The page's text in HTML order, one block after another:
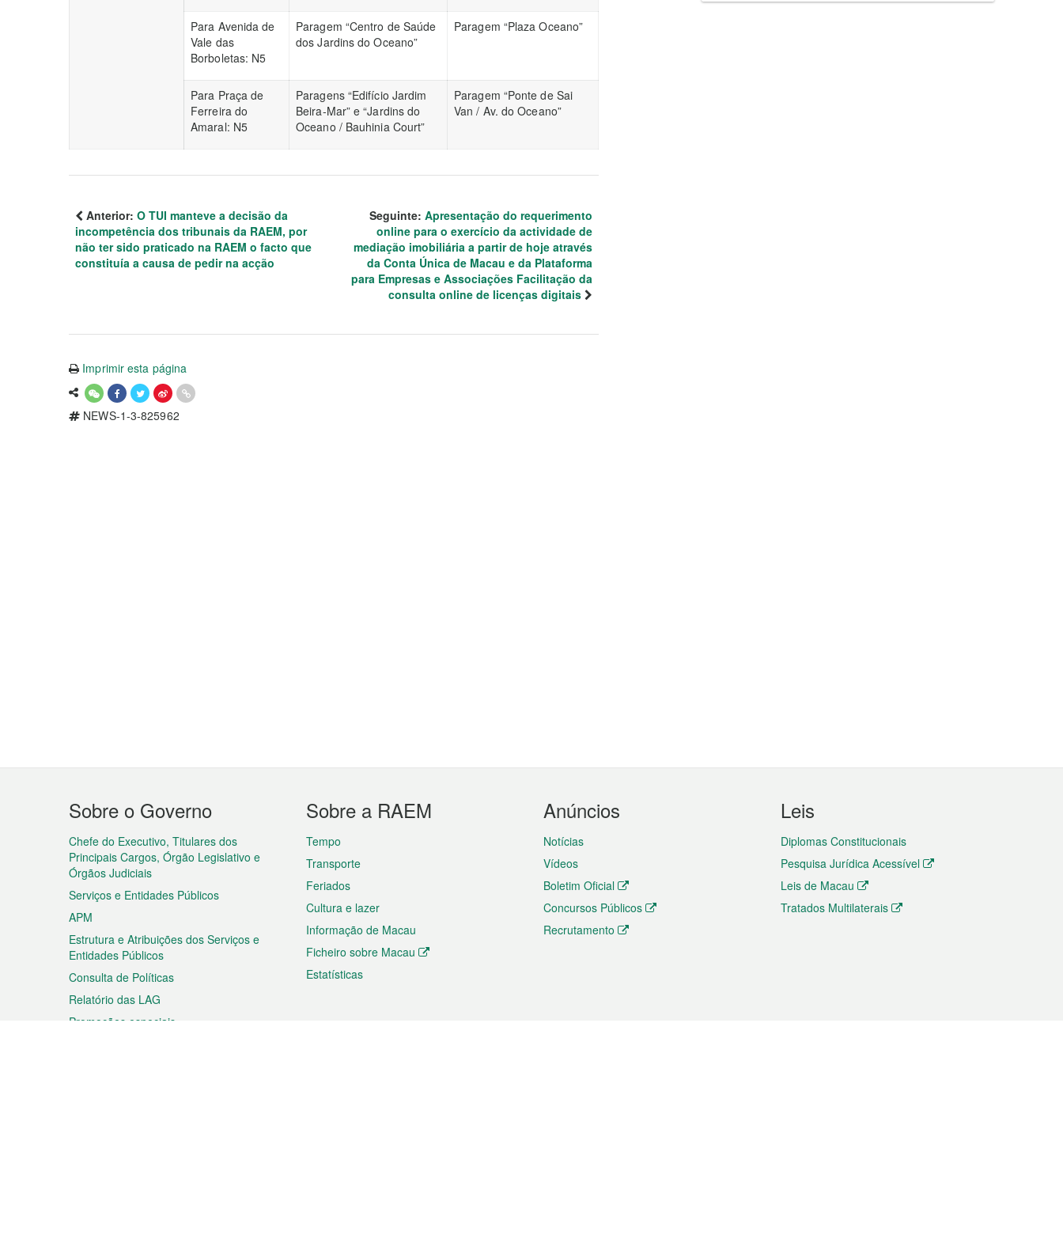
Para Avenida de
Vale das
Borboletas: N5
Paragem “Centro de Saúde
dos Jardins do Oceano”
Paragem “Plaza Oceano”
Para Praça de
Ferreira do
Amaral: N5
Paragens “Edifício Jardim
Beira-Mar” e “Jardins do
Oceano / Bauhinia Court”
Paragem “Ponte de Sai
Van / Av. do Oceano”
Anterior: O TUI manteve a decisão da
incompetência dos tribunais da RAEM, por
não ter sido praticado na RAEM o facto que
constituía a causa de pedir na acção
Seguinte: Apresentação do requerimento
online para o exercício da actividade de
mediação imobiliária a partir de hoje através
da Conta Única de Macau e da Plataforma
para Empresas e Associações Facilitação da
consulta online de licenças digitais
Imprimir esta página
NEWS-1-3-825962
Menu
do
rodapé
Sobre o Governo
Chefe do Executivo, Titulares dos
Principais Cargos, Órgão Legislativo e
Órgãos Judiciais
Serviços e Entidades Públicos
APM
Estrutura e Atribuições dos Serviços e
Entidades Públicos
Consulta de Políticas
Relatório das LAG
Promoções especiais
Sobre a RAEM
Tempo
Transporte
Feriados
Cultura e lazer
Informação de Macau
Ficheiro sobre Macau
Estatísticas
Anúncios
Notícias
Vídeos
Boletim Oficial
Concursos Públicos
Recrutamento
Leis
Diplomas Constitucionais
Pesquisa Jurídica Acessível
Leis de Macau
Tratados Multilaterais